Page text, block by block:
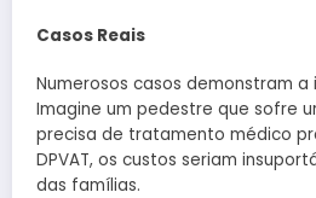
Casos Reais
Numerosos casos demonstram a
Imagine um pedestre que sofre
precisa de tratamento médico
DPVAT, os custos seriam
das famílias.